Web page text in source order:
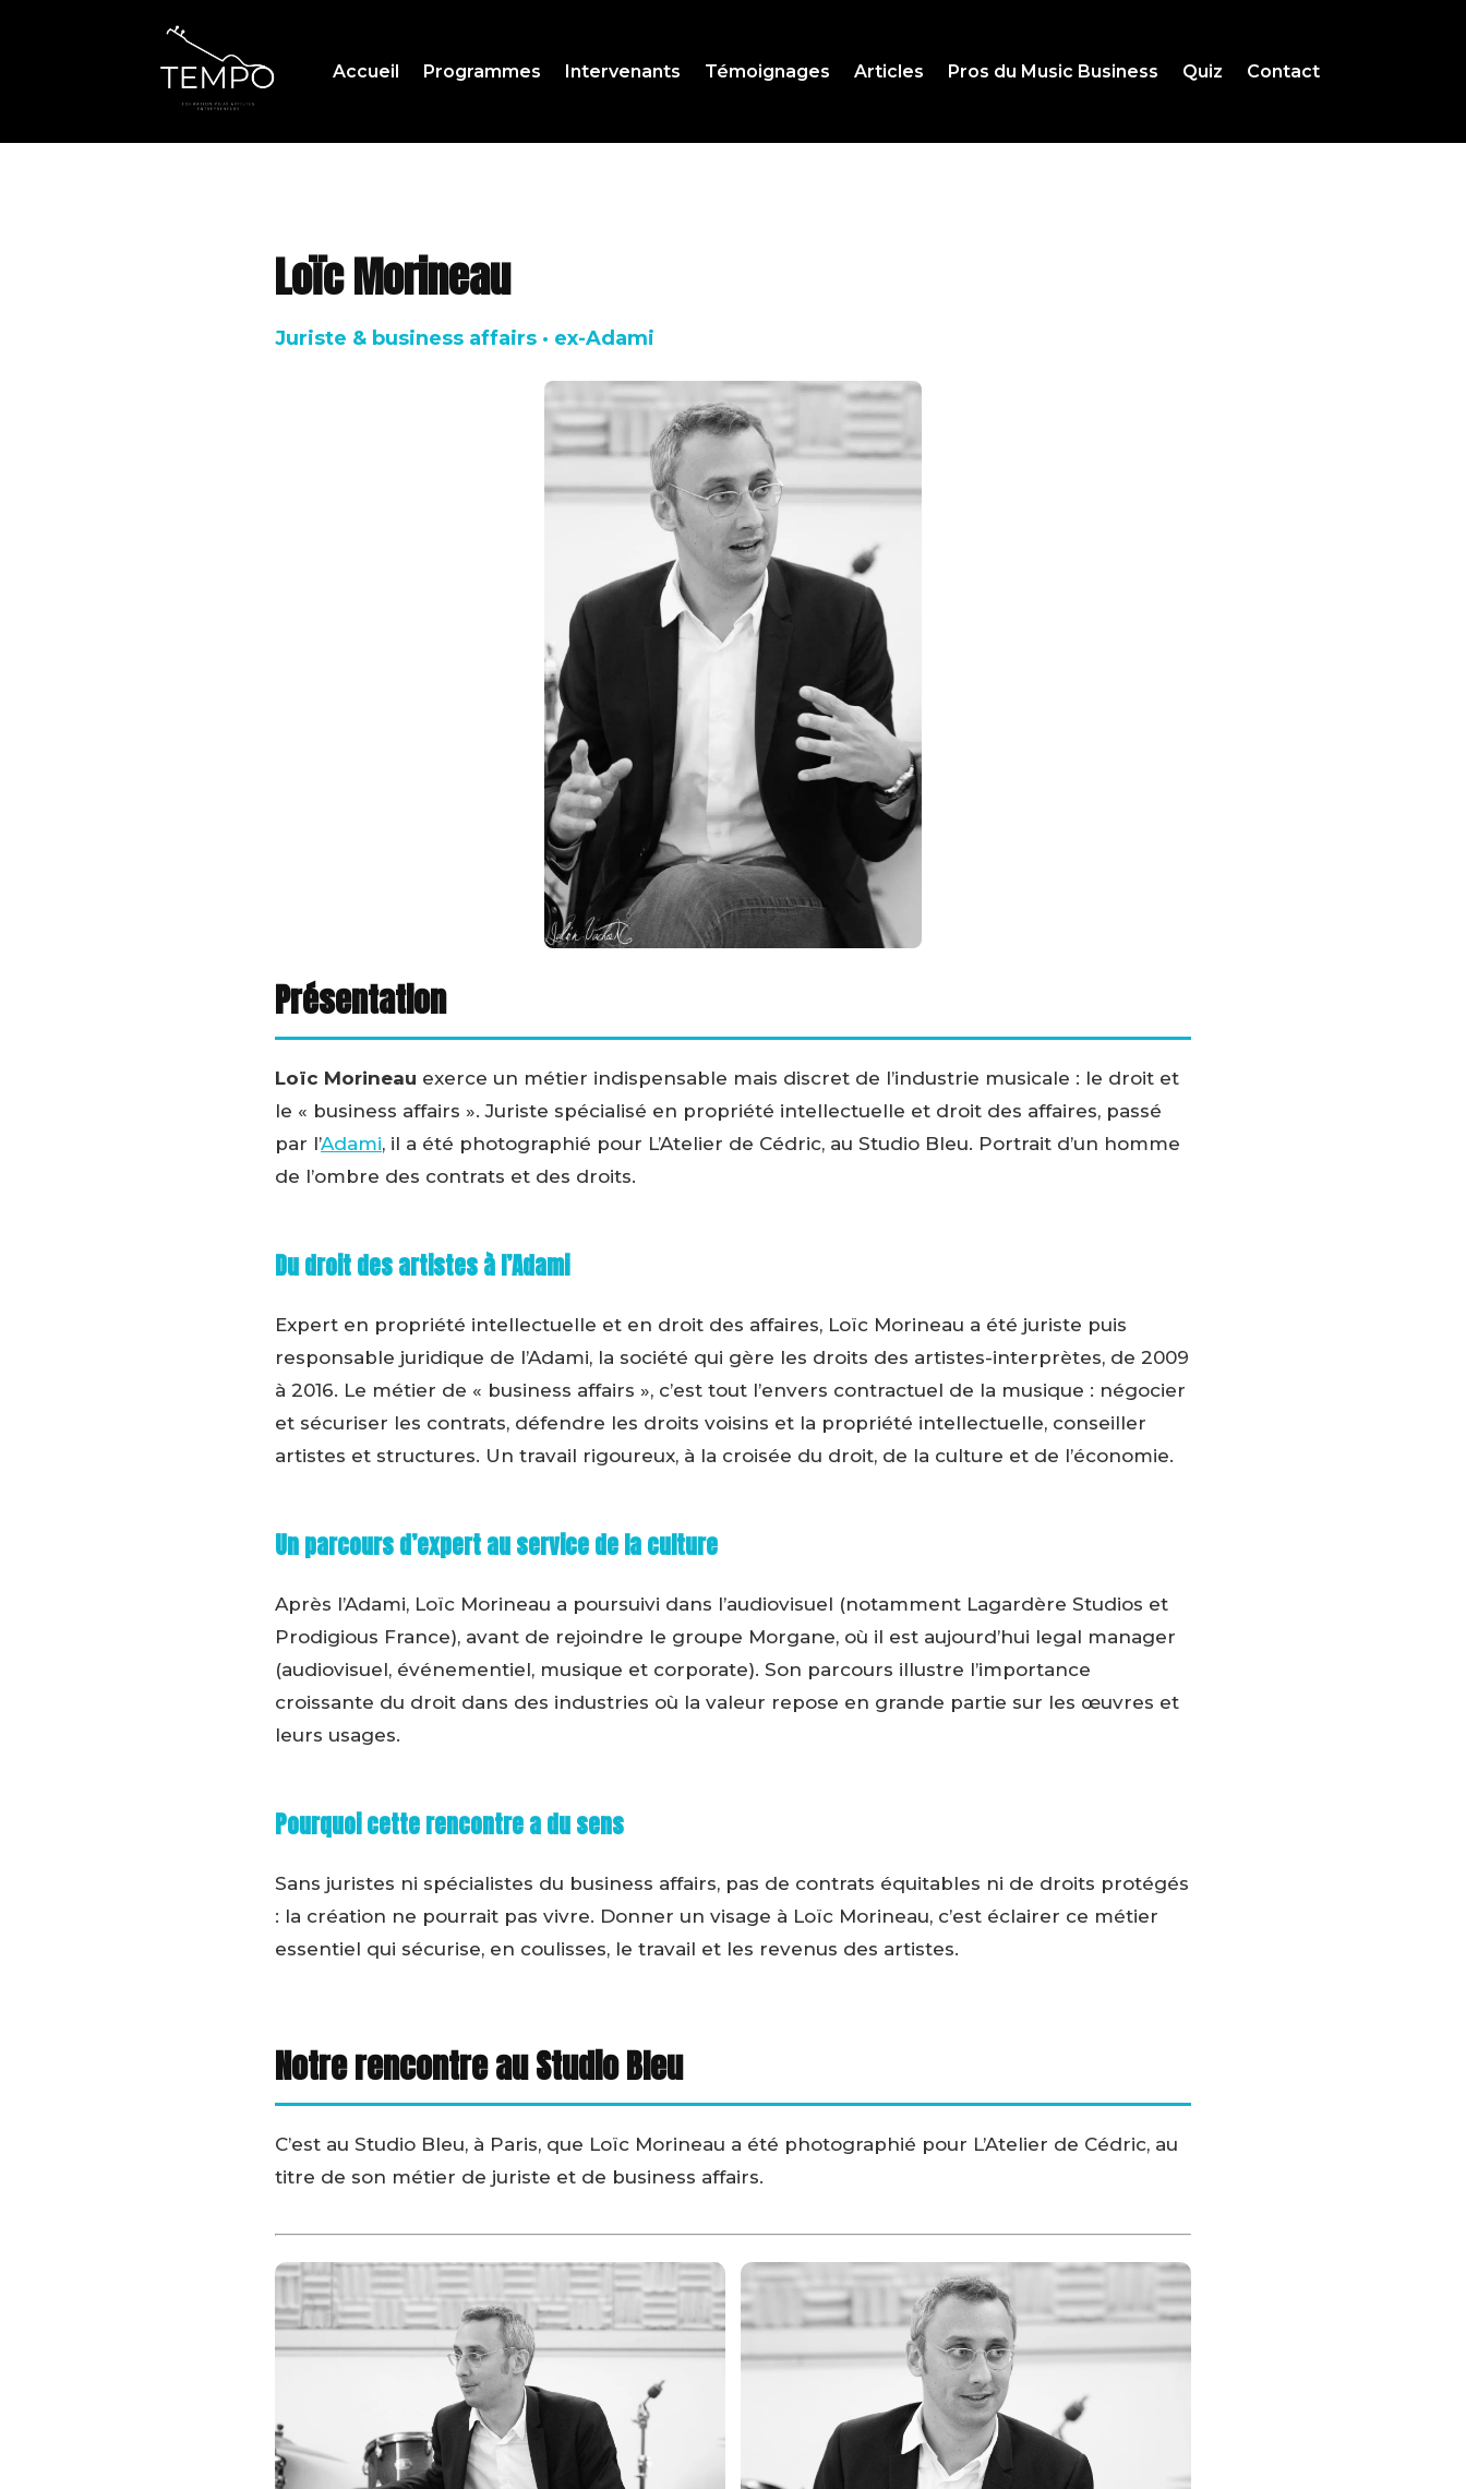
Accueil Programmes Intervenants Témoignages Articles Pros du Music Business Quiz Contact
Loïc Morineau
Juriste & business affairs · ex-Adami
Présentation
Loïc Morineau exerce un métier indispensable mais discret de l’industrie musicale : le droit et
le « business affairs ». Juriste spécialisé en propriété intellectuelle et droit des affaires, passé
par l’Adami, il a été photographié pour L’Atelier de Cédric, au Studio Bleu. Portrait d’un homme
de l’ombre des contrats et des droits.
Du droit des artistes à l’Adami
Expert en propriété intellectuelle et en droit des affaires, Loïc Morineau a été juriste puis
responsable juridique de l’Adami, la société qui gère les droits des artistes-interprètes, de 2009
à 2016. Le métier de « business affairs », c’est tout l’envers contractuel de la musique : négocier
et sécuriser les contrats, défendre les droits voisins et la propriété intellectuelle, conseiller
artistes et structures. Un travail rigoureux, à la croisée du droit, de la culture et de l’économie.
Un parcours d’expert au service de la culture
Après l’Adami, Loïc Morineau a poursuivi dans l’audiovisuel (notamment Lagardère Studios et
Prodigious France), avant de rejoindre le groupe Morgane, où il est aujourd’hui legal manager
(audiovisuel, événementiel, musique et corporate). Son parcours illustre l’importance
croissante du droit dans des industries où la valeur repose en grande partie sur les œuvres et
leurs usages.
Pourquoi cette rencontre a du sens
Sans juristes ni spécialistes du business affairs, pas de contrats équitables ni de droits protégés
: la création ne pourrait pas vivre. Donner un visage à Loïc Morineau, c’est éclairer ce métier
essentiel qui sécurise, en coulisses, le travail et les revenus des artistes.
Notre rencontre au Studio Bleu
C’est au Studio Bleu, à Paris, que Loïc Morineau a été photographié pour L’Atelier de Cédric, au
titre de son métier de juriste et de business affairs.